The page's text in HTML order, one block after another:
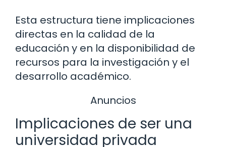
Esta estructura tiene implicaciones
directas en la calidad de la
educación y en la disponibilidad de
recursos para la investigación y el
desarrollo académico.
Anuncios
Implicaciones de ser una
universidad privada